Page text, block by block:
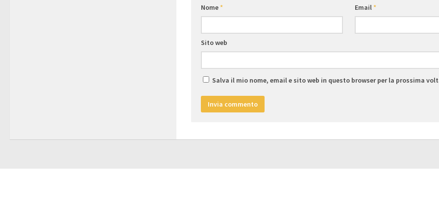
Nome* Email*
Sito web
Salva il mio nome, email e sito web in questo browser per la prossima